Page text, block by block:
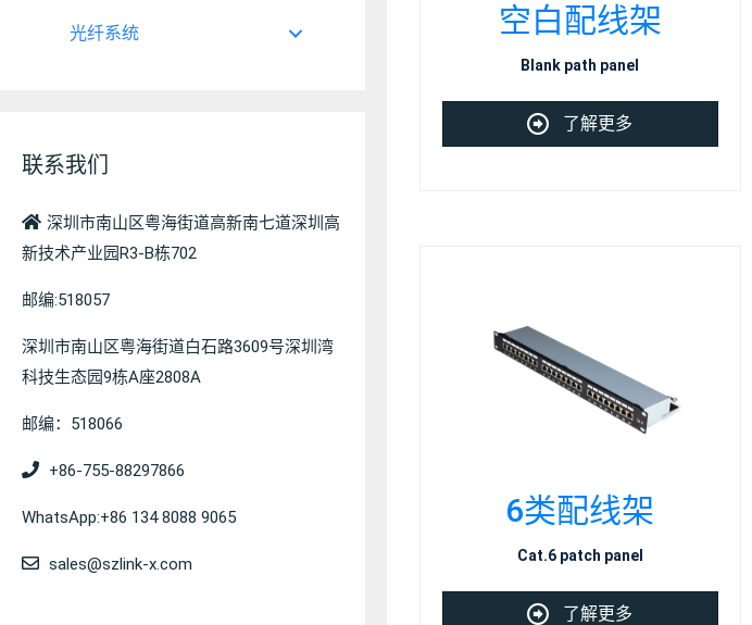
空白配线架
Blank path panel
了解更多
6类配线架
Cat.6 patch panel
了解更多
光纤系统
联系我们
深圳市南山区粤海街道高新南七道深圳高
新技术产业园R3-B栋702
邮编:518057
深圳市南山区粤海街道白石路3609号深圳湾
科技生态园9栋A座2808A
邮编：518066
+86-755-88297866
WhatsApp:+86 134 8088 9065
sales@szlink-x.com